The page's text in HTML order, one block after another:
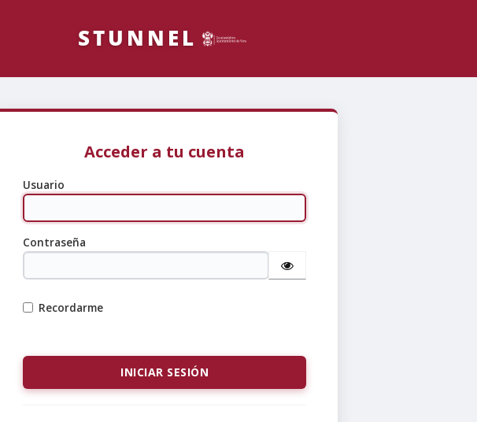
Acceder a tu cuenta
Usuario
Contraseña
Recordarme